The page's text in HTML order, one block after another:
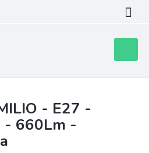
košík
- E27 -
- 660Lm -